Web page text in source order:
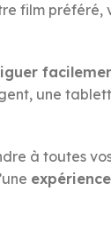
film
une
à toutes